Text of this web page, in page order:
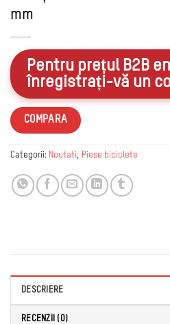
mm
Pentru prețul B2B
înregistrați-vă un
COMPARA
Categorii: Noutati Piese biciclete
DESCRIERE
RECENZII (0)